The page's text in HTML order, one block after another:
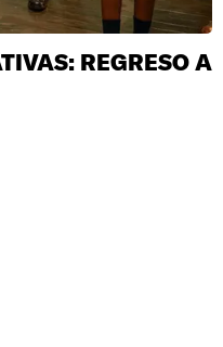
REGRESO A